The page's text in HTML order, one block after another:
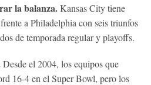
la balanza.Kansas City tiene
a Philadelphia con seis triunfos
de temporada regular y playoffs.
Desde el 2004, los equipos que
16-4 en el Super Bowl, pero los